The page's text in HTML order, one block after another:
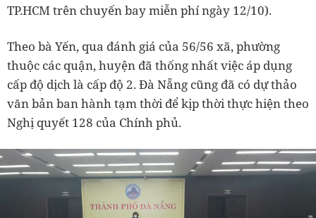
TP.HCM trên chuyến bay miễn phí ngày 12/10).
Theo bà Yến, qua đánh giá của 56/56 xã, phường
thuộc các quận, huyện đã thống nhất việc áp dụng
cấp độ dịch là cấp độ 2. Đà Nẵng cũng đã có dự thảo
văn bản ban hành tạm thời để kịp thời thực hiện theo
Nghị quyết 128 của Chính phủ.